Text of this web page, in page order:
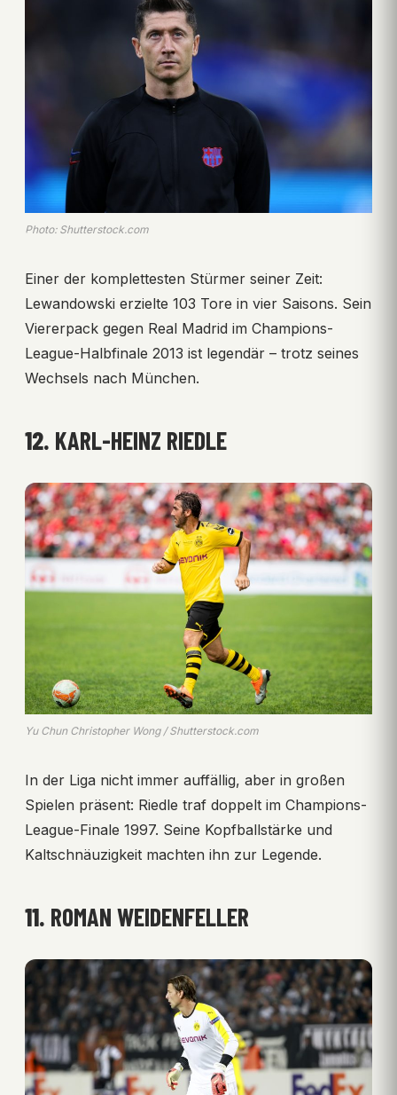
Photo: Shutterstock.com
Einer der komplettesten Stürmer seiner Zeit:
Lewandowski erzielte 103 Tore in vier Saisons. Sein
Viererpack gegen Real Madrid im Champions-
League-Halbfinale 2013 ist legendär – trotz seines
Wechsels nach München.
12. KARL-HEINZ RIEDLE
Yu Chun Christopher Wong / Shutterstock.com
In der Liga nicht immer auffällig, aber in großen
Spielen präsent: Riedle traf doppelt im Champions-
League-Finale 1997. Seine Kopfballstärke und
Kaltschnäuzigkeit machten ihn zur Legende.
11. ROMAN WEIDENFELLER